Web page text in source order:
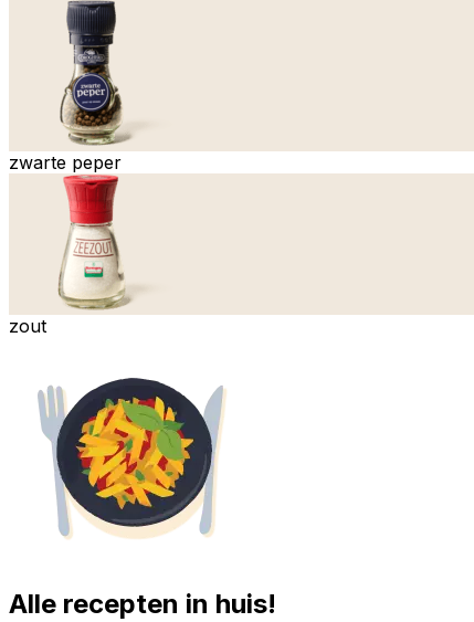
zwarte peper
zout
Alle recepten in huis!